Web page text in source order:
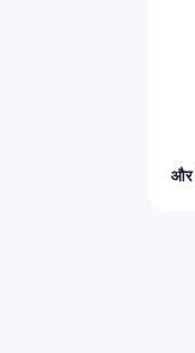
और